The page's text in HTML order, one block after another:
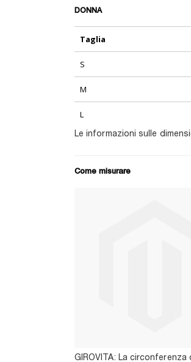
DONNA
Taglia
S
M
L
Le informazioni sulle
Come misurare
GIROVITA: La